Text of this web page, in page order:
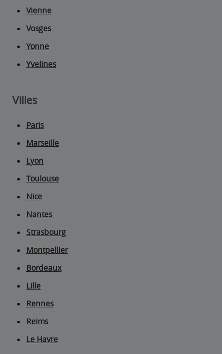
Vienne
Vosges
Yonne
Yvelines
Villes
Paris
Marseille
Lyon
Toulouse
Nice
Nantes
Strasbourg
Montpellier
Bordeaux
Lille
Rennes
Reims
Le Havre